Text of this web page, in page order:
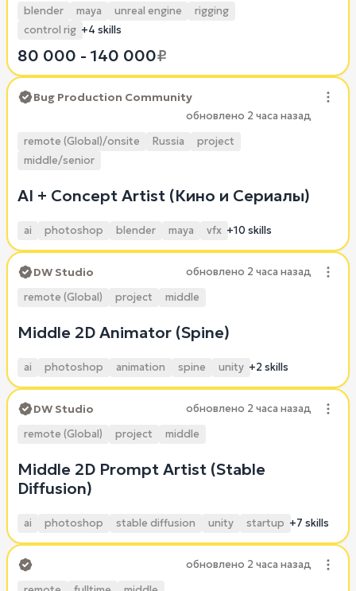
blender maya unreal engine
rigging
control rig +4 skills
80 000 - 140 000₽
Bug Production Community
remote (Global)/onsite Russia
project
middle/senior
обновлено 2 часа назад
AI + Concept Artist (Кино и Сериалы)
ai photoshop blender maya vfx +10 skills
DW Studio
remote (Global) project middle
обновлено 2 часа назад
Middle 2D Animator (Spine)
ai photoshop animation spine unity +2 skills
DW Studio
remote (Global) project middle
обновлено 2 часа назад
Middle 2D Prompt Artist (Stable
Diffusion)
ai photoshop stable diffusion unity startup +7 skills
обновлено 2 часа назад